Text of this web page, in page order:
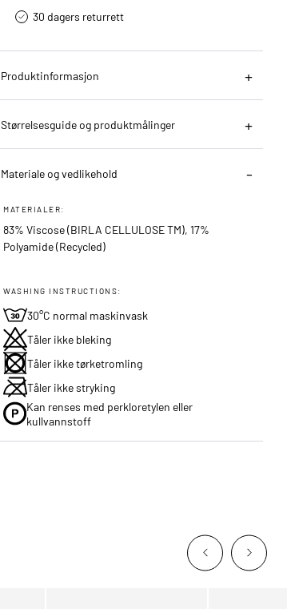
30 dagers returrett
Produktinformasjon
Størrelsesguide og produktmålinger
Materiale og vedlikehold
MATERIALER:
83% Viscose (BIRLA CELLULOSE TM), 17%
Polyamide (Recycled)
WASHING INSTRUCTIONS:
30°C normal maskinvask
Tåler ikke bleking
Tåler ikke tørketromling
Tåler ikke stryking
Kan renses med perkloretylen eller
kullvannstoff